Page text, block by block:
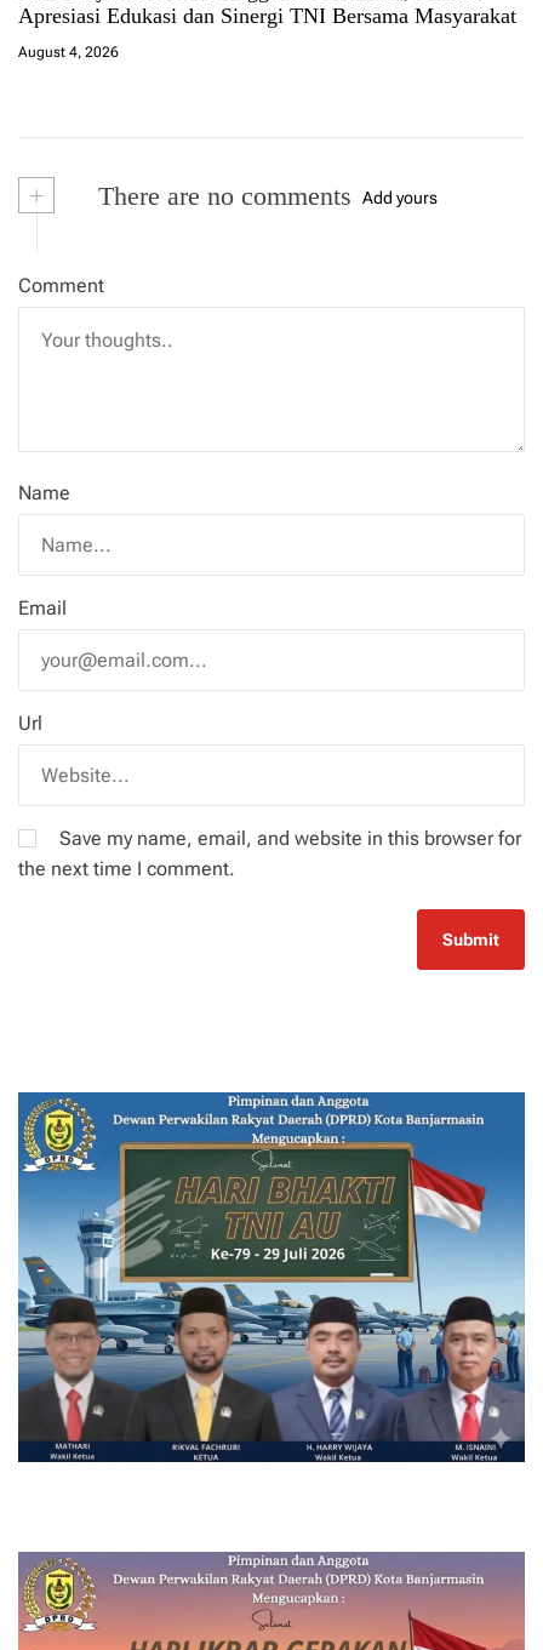
Apresiasi Edukasi dan Sinergi TNI Bersama Masyarakat
August 4, 2026
+ There are no comments Add yours
Comment
Name
Email
Url
Save my name, email, and website in this browser for
the next time I comment.